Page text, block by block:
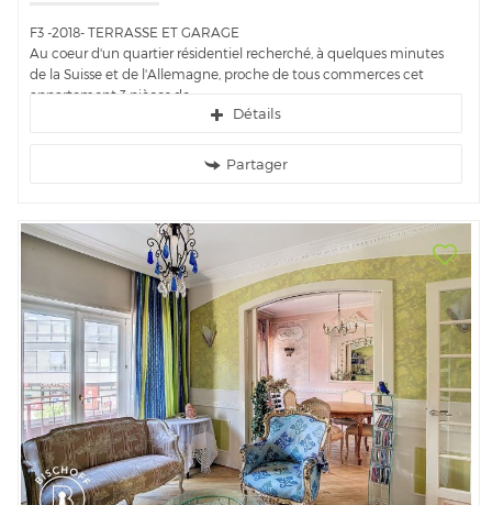
F3 -2018- TERRASSE ET GARAGE
Au coeur d'un quartier résidentiel recherché, à quelques minutes
de la Suisse et de l'Allemagne, proche de tous commerces cet
appartement 3 pièces de...
Détails
Partager